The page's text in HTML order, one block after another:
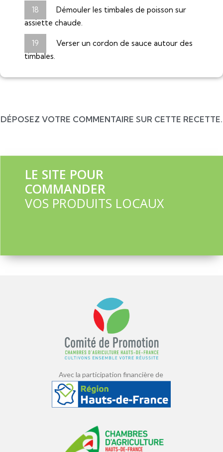
Démouler les timbales de poisson sur
assiette chaude.
Verser un cordon de sauce autour des
timbales.
DÉPOSEZ VOTRE COMMENTAIRE SUR CETTE RECETTE.
LE SITE POUR
COMMANDER
VOS PRODUITS LOCAUX
Avec la participation financière de